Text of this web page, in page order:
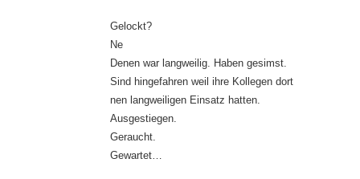
Gelockt?
Ne
Denen war langweilig. Haben gesimst.
Sind hingefahren weil ihre Kollegen dort
nen langweiligen Einsatz hatten.
Ausgestiegen.
Geraucht.
Gewartet…